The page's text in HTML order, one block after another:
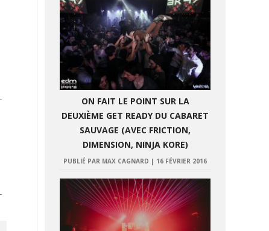
ON FAIT LE POINT SUR LA
DEUXIÈME GET READY DU CABARET
SAUVAGE (AVEC FRICTION,
DIMENSION, NINJA KORE)
PUBLIÉ PAR MAX CAGNARD | 16 FÉVRIER 2016